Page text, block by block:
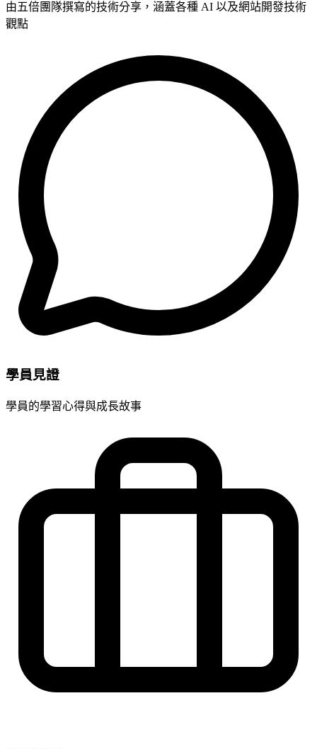
由五倍團隊撰寫的技術分享，涵蓋各種 AI 以及網站開發技術
觀點
學員見證
學員的學習心得與成長故事